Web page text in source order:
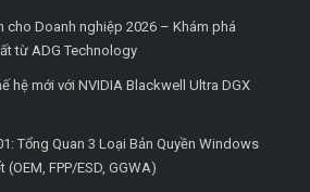
cho Doanh nghiệp 2026 – Khám phá
từ ADG Technology
hệ mới với NVIDIA Blackwell Ultra DGX
Tổng Quan 3 Loại Bản Quyền Windows
FPP/ESD, GGWA)